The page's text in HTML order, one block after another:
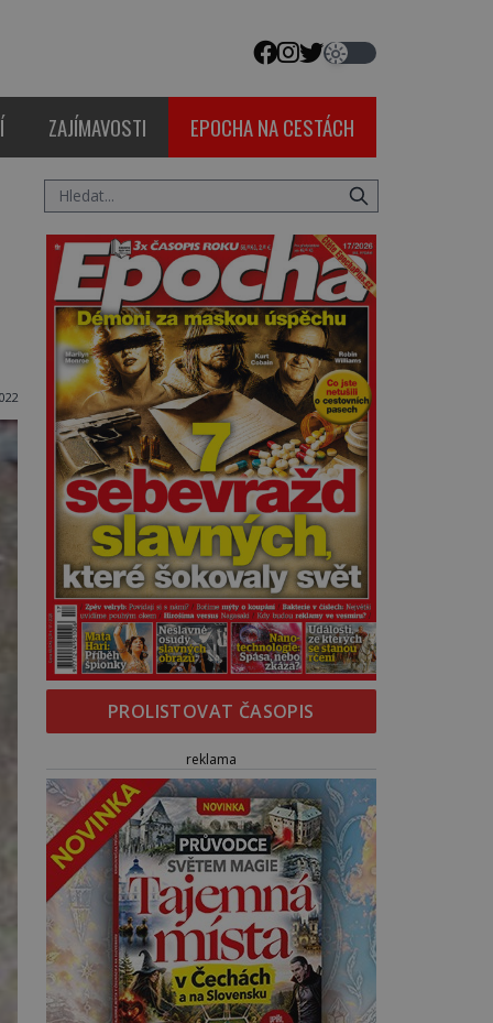
ZAJÍMAVOSTI EPOCHA NA CESTÁCH
PROLISTOVAT ČASOPIS
reklama